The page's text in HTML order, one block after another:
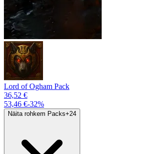
Lord of Ogham Pack
36,52 €
53,46 €-32%
Näita rohkem Packs+24